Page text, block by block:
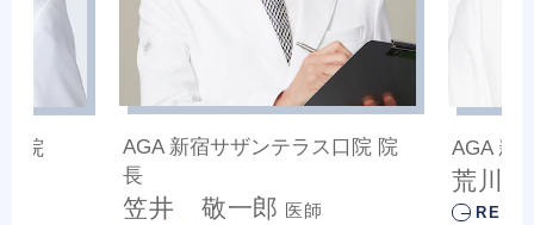
院 AGA 新宿サザンテラス口院 院
長
笠井 敬一郎 医師
AGA 新
荒川
READ